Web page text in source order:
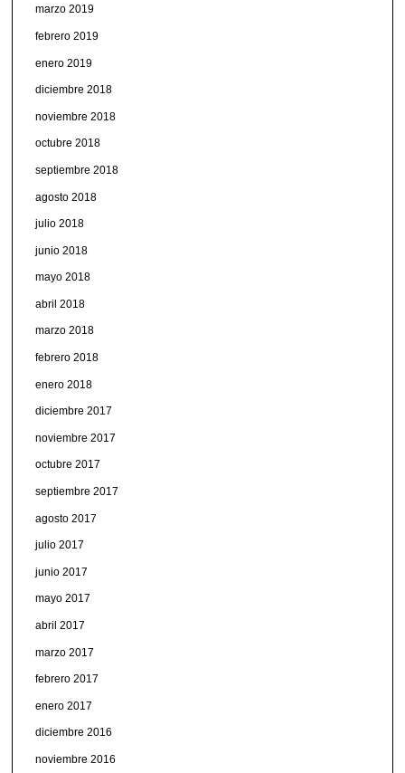
marzo 2019
febrero 2019
enero 2019
diciembre 2018
noviembre 2018
octubre 2018
septiembre 2018
agosto 2018
julio 2018
junio 2018
mayo 2018
abril 2018
marzo 2018
febrero 2018
enero 2018
diciembre 2017
noviembre 2017
octubre 2017
septiembre 2017
agosto 2017
julio 2017
junio 2017
mayo 2017
abril 2017
marzo 2017
febrero 2017
enero 2017
diciembre 2016
noviembre 2016